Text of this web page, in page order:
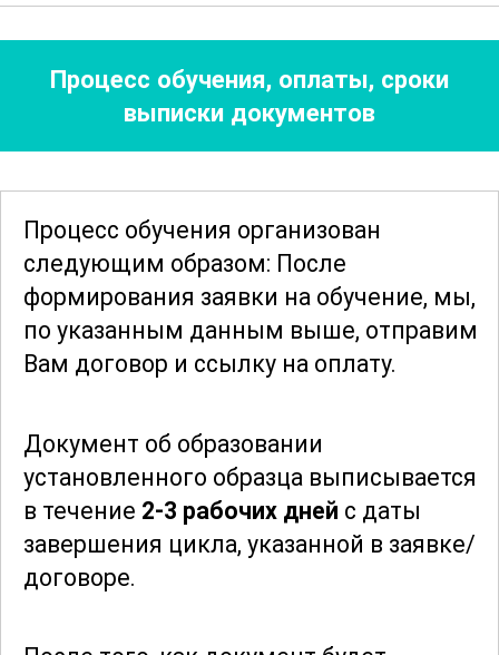
особенности учащихся разных
возрастов.
Курс также включает изучение
различных видов консультирования и
узнают, как выявлять и преодолевать
психологические барьеры
благоприятную атмосферу для
обучения и решать конфликты. Эти
знания помогут педагогам и
психологам эффективно
родителями и коллегами.
Благодаря гибкой форме обучения и
доступу к обширной информационной
базе, участники смогут самостоятельно
Процесс обучения, оплаты, сроки
выписки документов
Процесс обучения организован
следующим образом: После
формирования заявки на обучение, мы,
по указанным данным выше, отправим
Вам договор и ссылку на оплату.
Документ об образовании
установленного образца выписывается
в течение 2-3 рабочих дней с даты
завершения цикла, указанной в заявке/
договоре.